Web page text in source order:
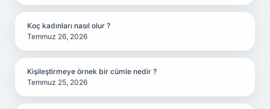
Koç kadınları nasıl olur ?
Temmuz 26, 2026
Kişileştirmeye örnek bir cümle nedir ?
Temmuz 25, 2026